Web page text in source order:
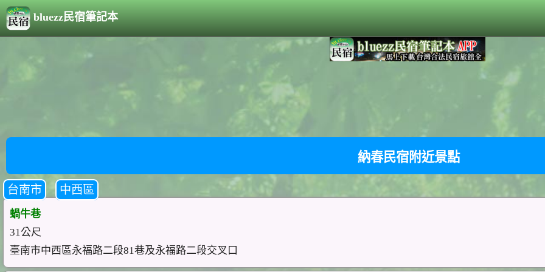
bluezz民宿筆記本
納春民宿附近景點
台南市 中西區
蝸牛巷
31公尺
臺南市中西區永福路二段81巷及永福路二段交叉口